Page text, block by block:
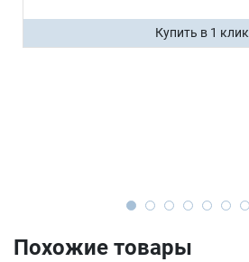
Купить в 1 клик
Похожие товары